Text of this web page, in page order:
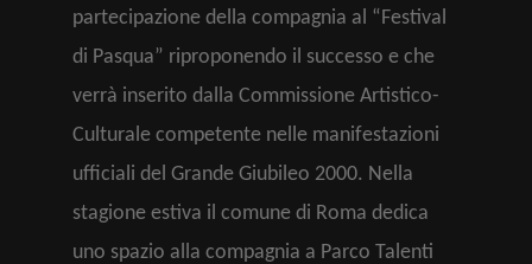
partecipazione della compagnia al “Festival
di Pasqua” riproponendo il successo e che
verrà inserito dalla Commissione Artistico-
Culturale competente nelle manifestazioni
ufficiali del Grande Giubileo 2000. Nella
stagione estiva il comune di Roma dedica
uno spazio alla compagnia a Parco Talenti